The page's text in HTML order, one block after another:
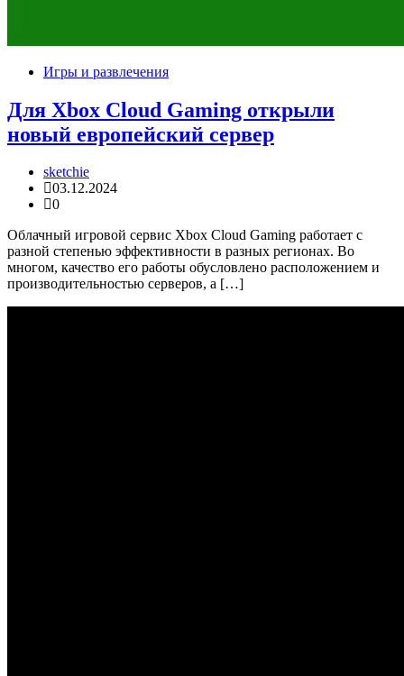
Игры и развлечения
Для Xbox Cloud Gaming открыли
новый европейский сервер
sketchie
03.12.2024
0
Облачный игровой сервис Xbox Cloud Gaming работает с
разной степенью эффективности в разных регионах. Во
многом, качество его работы обусловлено расположением и
производительностью серверов, а […]